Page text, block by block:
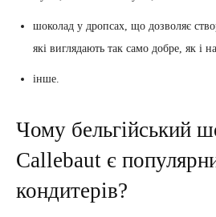
шоколад у дропсах, що дозволяє
які виглядають так само добре, як і
інше.
Чому бельгійський
Callebaut є
кондитерів?